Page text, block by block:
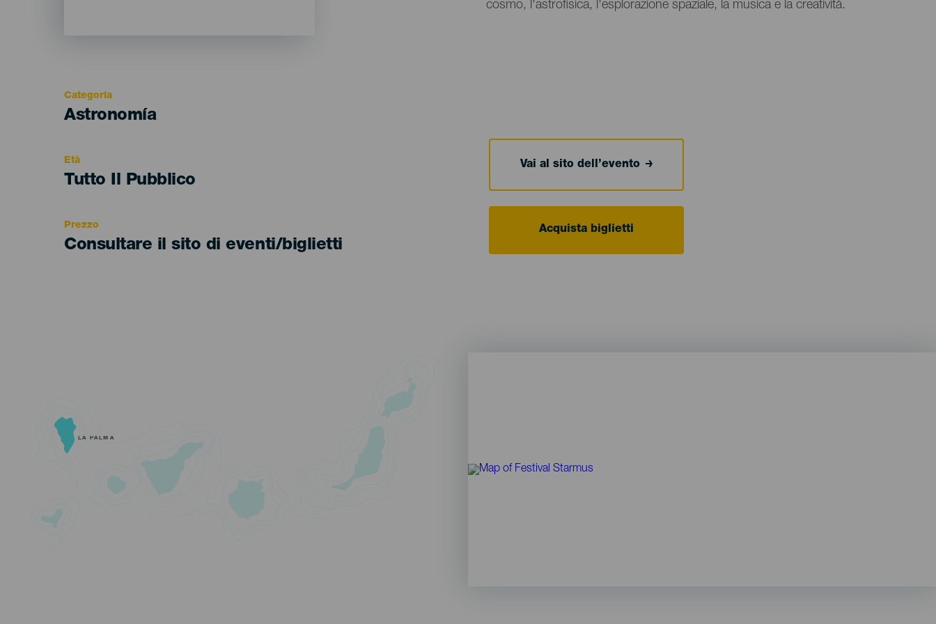
cosmo, l'astrofisica, l'esplorazione spaziale, la musica e la creatività.
Categoria
Categoría
Astronomía
Età
Edad
Tutto Il Pubblico
Prezzo
Consultare il sito di eventi/biglietti
Vai al sito dell’evento
Acquista biglietti
LA PALMA